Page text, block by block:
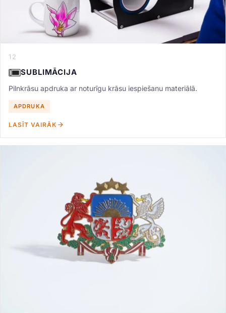
12
SUBLIMĀCIJA
Pilnkrāsu apdruka ar noturīgu krāsu iespiešanu materiālā.
APDRUKA
LASĪT VAIRĀK